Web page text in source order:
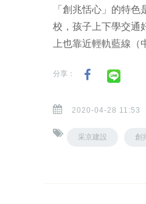
「創兆恬心」的特
校，孩子上下學交通
上也靠近輕軌藍線（
分享：
2020-04-28 11:53
采京建設 創